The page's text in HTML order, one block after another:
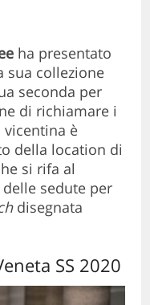
ha presentato
sua collezione
seconda per
di richiamare i
vicentina è
della location di
si rifa al
sedute per
disegnata
SS 2020